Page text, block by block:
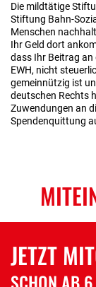
Die mildtätige
Stiftung Bahn-
Menschen
Ihr Geld dort
dass Ihr Beitrag an
EWH, nicht
gemeinnützig ist
deutschen Rechts
Zuwendungen an
Spendenquittung
JETZT